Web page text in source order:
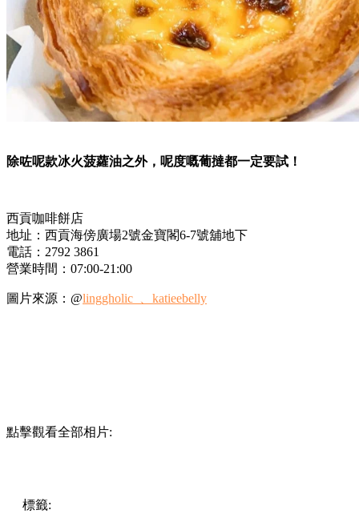
除咗呢款冰火菠蘿油之外，呢度嘅葡撻都一定要試！
西貢咖啡餅店
地址：西貢海傍廣場2號金寶閣6-7號舖地下
電話：2792 3861
營業時間：07:00-21:00
圖片來源：@linggholic_ 、katieebelly
點擊觀看全部相片:
標籤: